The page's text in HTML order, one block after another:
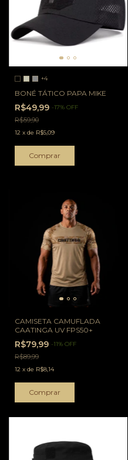
+4
BONÉ TÁTICO PAPA MIKE
R$49,99 -17% OFF
R$59,90
12 x de R$5,09
Comprar
CAMISETA CAMUFLADA
CAATINGA UV FPS50+
R$79,99 -11% OFF
R$89,99
12 x de R$8,14
Comprar